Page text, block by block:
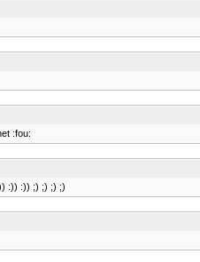
:fou:
:)) :)) ;) ;) ;) ;)